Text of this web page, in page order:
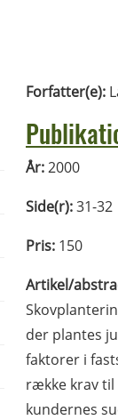
Forfatter(e):
År:2000
Side(r):31-32
Pris: 150
Artikel/
der plantes
faktorer i
række krav
kundernes